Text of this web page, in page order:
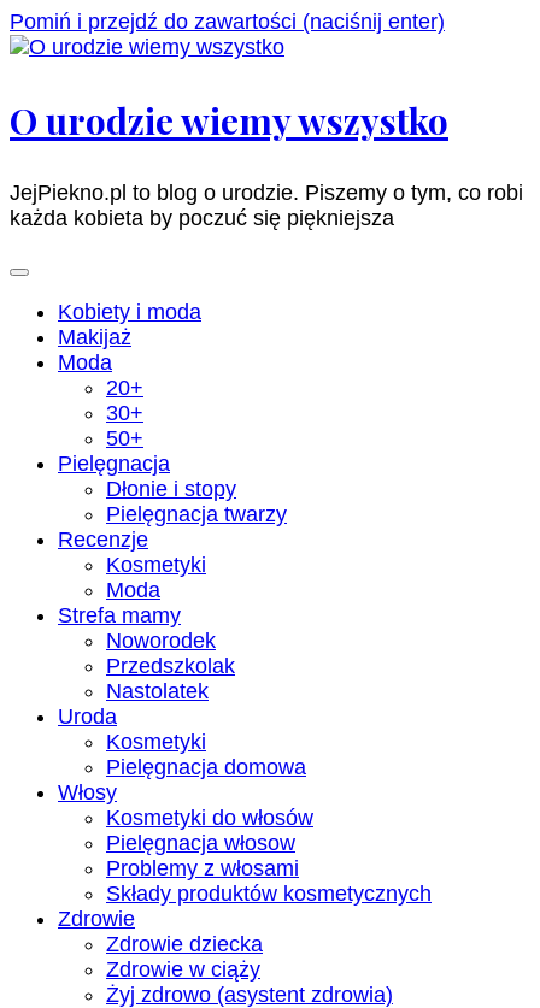
Pomiń i przejdź do zawartości (naciśnij enter)
O urodzie wiemy wszystko
JejPiekno.pl to blog o urodzie. Piszemy o tym, co robi
każda kobieta by poczuć się piękniejsza
Kobiety i moda
Makijaż
Moda
20+
30+
50+
Pielęgnacja
Dłonie i stopy
Pielęgnacja twarzy
Recenzje
Kosmetyki
Moda
Strefa mamy
Noworodek
Przedszkolak
Nastolatek
Uroda
Kosmetyki
Pielęgnacja domowa
Włosy
Kosmetyki do włosów
Pielęgnacja włosow
Problemy z włosami
Składy produktów kosmetycznych
Zdrowie
Zdrowie dziecka
Zdrowie w ciąży
Żyj zdrowo (asystent zdrowia)